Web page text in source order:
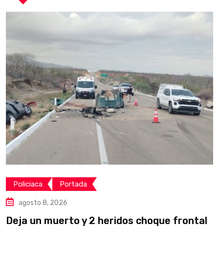
Policiaca Portada
agosto 8, 2026
Deja un muerto y 2 heridos choque frontal